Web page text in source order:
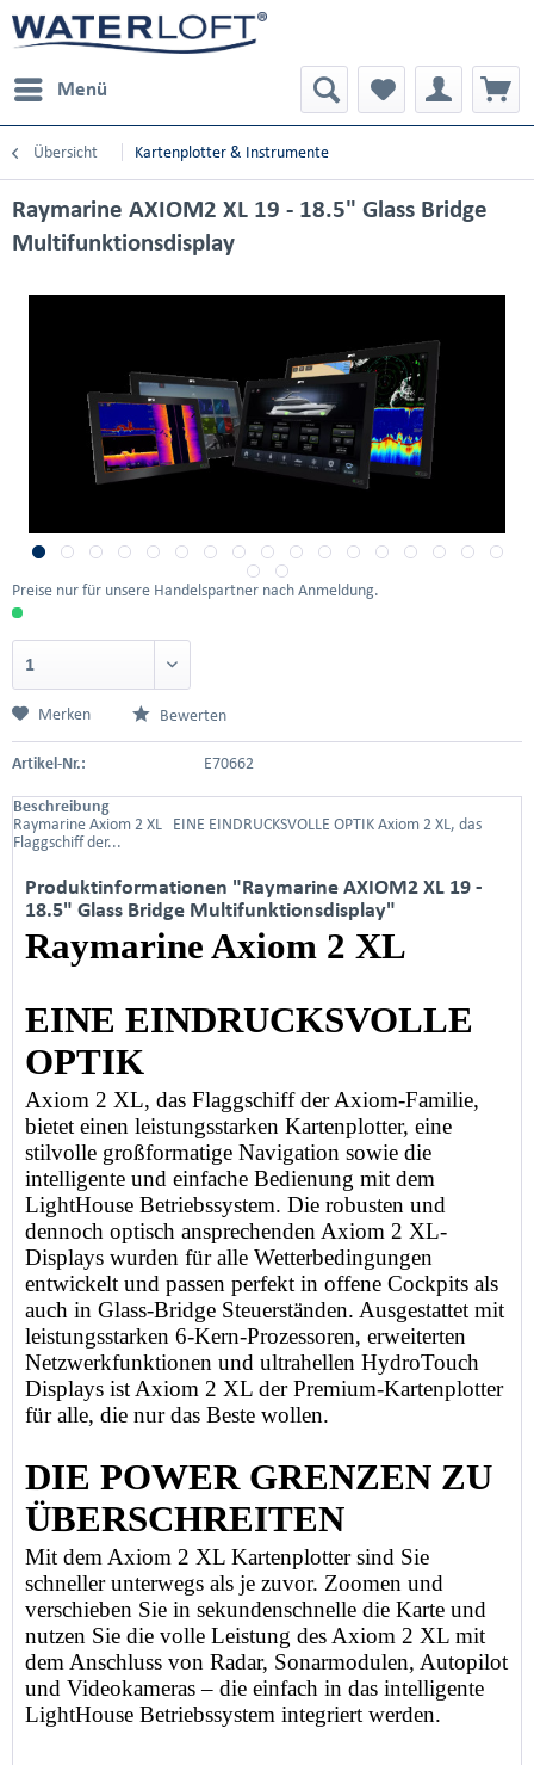
Menü
Übersicht Kartenplotter & Instrumente
Raymarine AXIOM2 XL 19 - 18.5" Glass Bridge
Multifunktionsdisplay
Preise nur für unsere Handelspartner nach Anmeldung.
Merken Bewerten
Artikel-Nr.: E70662
Beschreibung
Raymarine Axiom 2 XL EINE EINDRUCKSVOLLE OPTIK Axiom 2 XL, das
Flaggschiff der...
Produktinformationen "Raymarine AXIOM2 XL 19 -
18.5" Glass Bridge Multifunktionsdisplay"
Raymarine Axiom 2 XL
EINE EINDRUCKSVOLLE
OPTIK
Axiom 2 XL, das Flaggschiff der Axiom-Familie,
bietet einen leistungsstarken Kartenplotter, eine
stilvolle großformatige Navigation sowie die
intelligente und einfache Bedienung mit dem
LightHouse Betriebssystem. Die robusten und
dennoch optisch ansprechenden Axiom 2 XL-
Displays wurden für alle Wetterbedingungen
entwickelt und passen perfekt in offene Cockpits als
auch in Glass-Bridge Steuerständen. Ausgestattet mit
leistungsstarken 6-Kern-Prozessoren, erweiterten
Netzwerkfunktionen und ultrahellen HydroTouch
Displays ist Axiom 2 XL der Premium-Kartenplotter
für alle, die nur das Beste wollen.
DIE POWER GRENZEN ZU
ÜBERSCHREITEN
Mit dem Axiom 2 XL Kartenplotter sind Sie
schneller unterwegs als je zuvor. Zoomen und
verschieben Sie in sekundenschnelle die Karte und
nutzen Sie die volle Leistung des Axiom 2 XL mit
dem Anschluss von Radar, Sonarmodulen, Autopilot
und Videokameras – die einfach in das intelligente
LightHouse Betriebssystem integriert werden.